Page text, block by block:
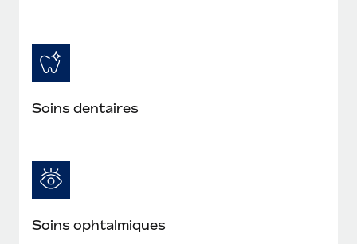
Soins dentaires
Soins ophtalmiques